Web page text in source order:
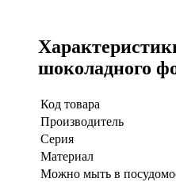
шоколадного
Код товара
Производитель
Серия
Материал
Можно мыть в